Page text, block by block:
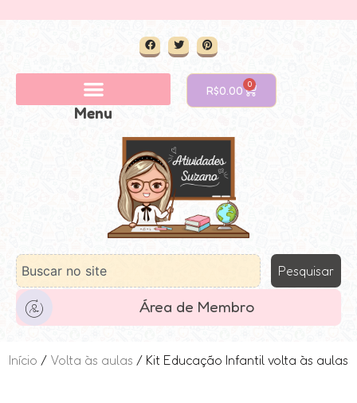
Menu
R$0.00 0
Pesquisar
Área de Membro
Início / Volta às aulas / Kit Educação Infantil volta às aulas